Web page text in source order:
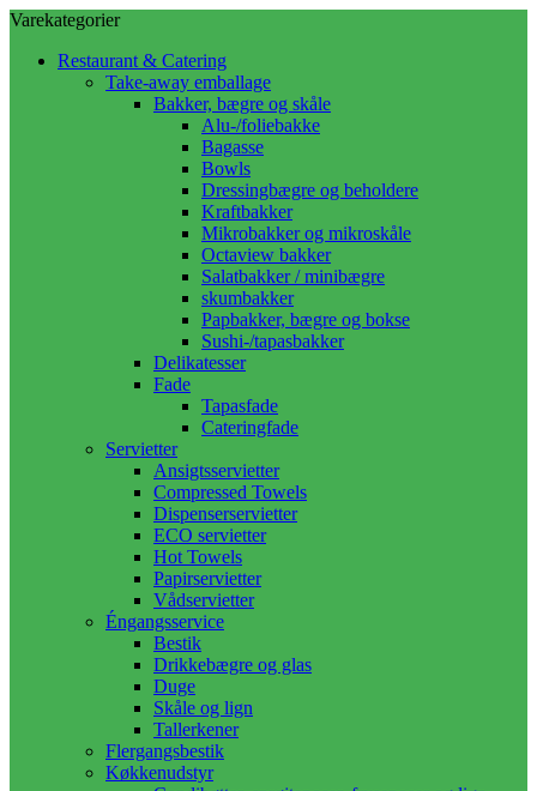
Varekategorier
Restaurant & Catering
Take-away emballage
Bakker, bægre og skåle
Alu-/foliebakke
Bagasse
Bowls
Dressingbægre og beholdere
Kraftbakker
Mikrobakker og mikroskåle
Octaview bakker
Salatbakker / minibægre
skumbakker
Papbakker, bægre og bokse
Sushi-/tapasbakker
Delikatesser
Fade
Tapasfade
Cateringfade
Servietter
Ansigtsservietter
Compressed Towels
Dispenserservietter
ECO servietter
Hot Towels
Papirservietter
Vådservietter
Éngangsservice
Bestik
Drikkebægre og glas
Duge
Skåle og lign
Tallerkener
Flergangsbestik
Køkkenudstyr